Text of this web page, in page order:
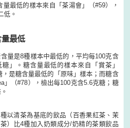
最低的樣本來自「茶湯會」（#59），
低。
最低
量是8種樣本中最低的，平均每100克含
」。糖含量最低的樣本來自「賞茶」
，是糖含量最低的「原味」樣本；而糖含
」（#78），檢出每100克含5.6克糖；糖
以清茶為基底的飲品（百香果紅茶、茉
）比4種加入奶類成分/奶精的茶類飲品